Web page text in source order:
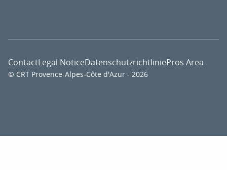
© CRT Provence-Alpes-Côte d'Azur - 2026
ContactLegal NoticeDatenschutzrichtliniePros Area